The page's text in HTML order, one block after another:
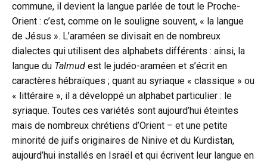
commune, il devient la langue parlée de tout le Proche-
Orient : c’est, comme on le souligne souvent, « la langue
de Jésus ». L’araméen se divisait en de nombreux
dialectes qui utilisent des alphabets différents : ainsi, la
langue du Talmud est le judéo-araméen et s’écrit en
caractères hébraïques ; quant au syriaque « classique » ou
« littéraire », il a développé un alphabet particulier : le
syriaque. Toutes ces variétés sont aujourd’hui éteintes
mais de nombreux chrétiens d’Orient – et une petite
minorité de juifs originaires de Ninive et du Kurdistan,
aujourd’hui installés en Israël et qui écrivent leur langue en